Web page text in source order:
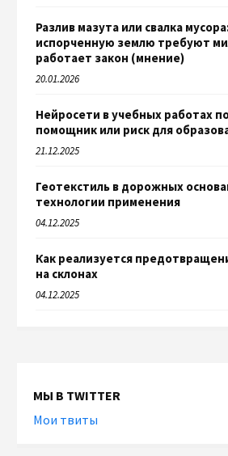
Разлив мазута или свалка
испорченную землю требуют
работает закон (мнение)
20.01.2026
Нейросети в учебных работах
помощник или риск для
21.12.2025
Геотекстиль в дорожных
технологии применения
04.12.2025
Как реализуется
на склонах
04.12.2025
МЫ В TWITTER
Мои твиты